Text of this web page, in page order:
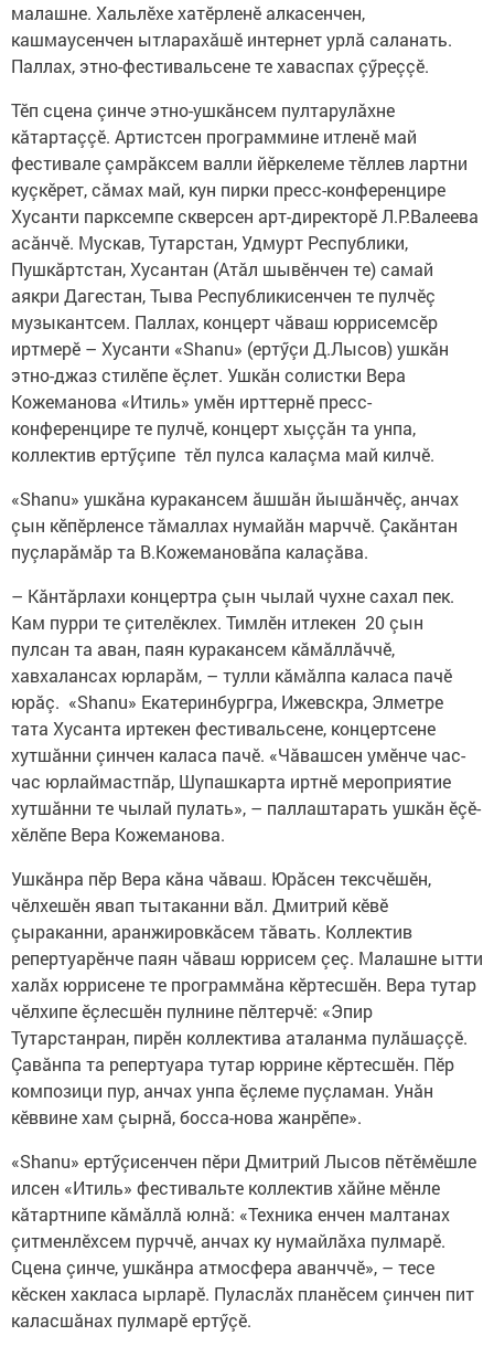
малашне. Хальлӗхе хатӗрленӗ алкасенчен,
кашмаусенчен ытларахăшӗ интернет урлă саланать.
Паллах, этно-фестивальсене те хаваспах çӳреççӗ.
Тӗп сцена çинче этно-ушкăнсем пултарулăхне
кăтартаççӗ. Артистсен программине итленӗ май
фестивале çамрăксем валли йӗркелеме тӗллев лартни
куçкӗрет, сăмах май, кун пирки пресс-конференцире
Хусанти парксемпе скверсен арт-директорӗ Л.Р.Валеева
асăнчӗ. Мускав, Тутарстан, Удмурт Рес­публики,
Пушкăртстан, Хусантан (Атăл шывӗнчен те) самай
аякри Дагестан, Тыва Республикисенчен те пулчӗç
музыкантсем. Паллах, концерт чăваш юррисемсӗр
иртмерӗ – Хусанти «Shanu» (ертӳçи Д.Лысов) ушкăн
этно-джаз стилӗпе ӗçлет. Ушкăн солистки Вера
Кожеманова «Итиль» умӗн ирттернӗ пресс-
конференцире те пулчӗ, концерт хыççăн та унпа,
коллектив ертӳçипе тӗл пулса калаçма май килчӗ.
«Shanu» ушкăна куракансем ăшшăн йышăнчӗç, анчах
çын кӗпӗрленсе тăмаллах нумайăн марччӗ. Çакăнтан
пуçларăмăр та В.Кожемановăпа калаçăва.
– Кăнтăрлахи концертра çын чылай чухне сахал пек.
Кам пурри те çителӗклех. Тимлӗн итлекен 20 çын
пулсан та аван, паян куракансем кăмăллăччӗ,
хавхалансах юрларăм, – тулли кăмăлпа каласа пачӗ
юрăç. «Shanu» Екатеринбургра, Ижевск­ра, Элметре
тата Хусанта иртекен фестивальсене, концертсене
хутшăнни çинчен каласа пачӗ. «Чăвашсен умӗнче час-
час юрлаймастпăр, Шупашкарта иртнӗ мероприятие
хутшăнни те чылай пулать», – паллаштарать ушкăн ӗçӗ-
хӗлӗпе Вера Кожеманова.
Ушкăнра пӗр Вера кăна чăваш. Юрăсен тексчӗшӗн,
чӗлхешӗн явап тытаканни вăл. Дмитрий кӗвӗ
çыраканни, аранжировкăсем тăвать. Коллектив
репертуарӗнче паян чăваш юррисем çеç. Малашне ытти
халăх юррисене те программăна кӗртесшӗн. Вера тутар
чӗлхипе ӗçлесшӗн пулнине пӗлтерчӗ: «Эпир
Тутарстанран, пирӗн коллектива аталанма пулăшаççӗ.
Çавăнпа та репертуара тутар юррине кӗртесшӗн. Пӗр
композици пур, анчах унпа ӗçлеме пуçламан. Унăн
кӗввине хам çырнă, босса-нова жанрӗпе».
«Shanu» ертӳçисенчен пӗри Дмитрий Лысов пӗтӗмӗшле
илсен «Итиль» фестивальте коллектив хăйне мӗнле
кăтартнипе кăмăллă юлнă: «Техника енчен малтанах
çитменлӗхсем пурччӗ, анчах ку нумайлăха пулмарӗ.
Сцена çинче, ушкăнра атмосфера аванч­чӗ», – тесе
кӗскен хакласа ырларӗ. Пуласлăх планӗсем çинчен пит
каласшăнах пулмарӗ ертӳçӗ.